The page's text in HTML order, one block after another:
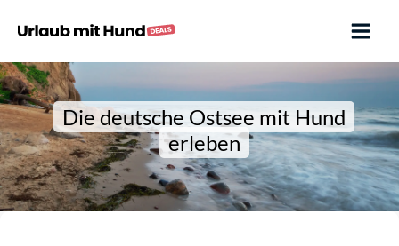
Inhalt
springen
Die deutsche Ostsee mit Hund
erleben